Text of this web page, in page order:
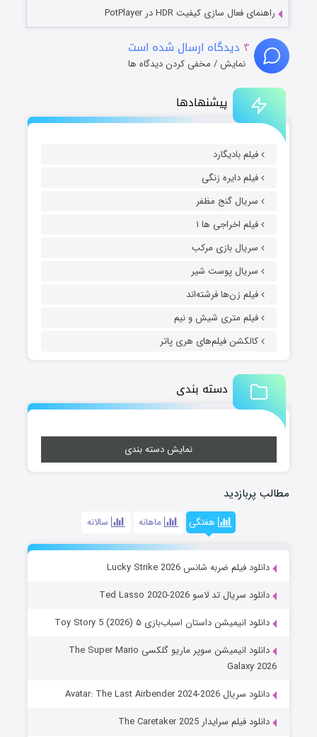
پیشنهادها
فیلم بادیگارد
فیلم دایره زنگی
سریال گنج مظفر
فیلم اخراجی ها ۱
سریال بازی مرکب
سریال پوست شیر
فیلم زن‌ها فرشته‌اند
فیلم متری شیش و نیم
کالکشن فیلم‌های هری پاتر
دسته بندی
نمایش دسته بندی
مطالب پربازدید
هفتگی ماهانه سالانه
دانلود فیلم ضربه شانس Lucky Strike 2026
دانلود سریال تد لاسو Ted Lasso 2020-2026
دانلود انیمیشن داستان اسباب‌بازی ۵ Toy Story 5 (2026)
دانلود انیمیشن سوپر ماریو گلکسی The Super Mario
Galaxy 2026
دانلود سریال Avatar: The Last Airbender 2024-2026
دانلود فیلم سرایدار The Caretaker 2025
راهنمای فعال سازی کیفیت HDR در PotPlayer
۴ دیدگاه ارسال شده است
نمایش / مخفی کردن دیدگاه ها